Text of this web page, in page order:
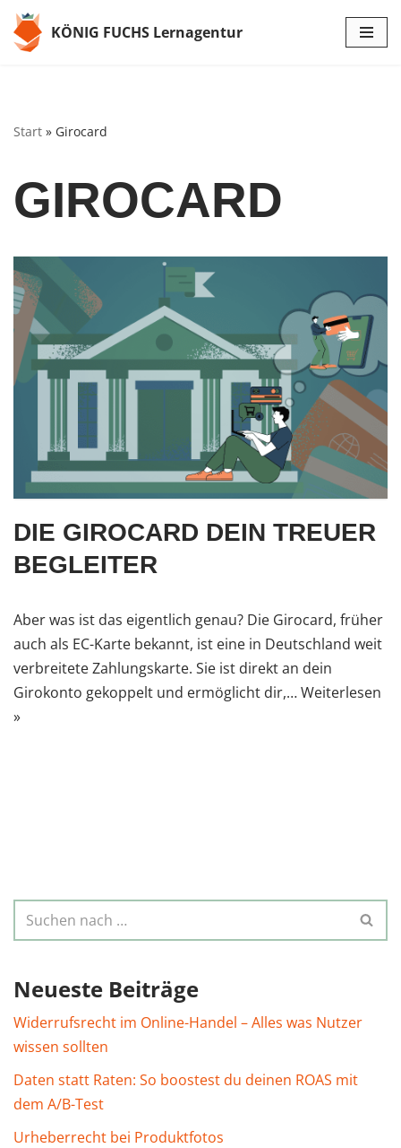
Zum
KÖNIG FUCHS Lernagentur
Start » Girocard
GIROCARD
DIE GIROCARD DEIN TREUER
BEGLEITER
Aber was ist das eigentlich genau? Die Girocard, früher
auch als EC-Karte bekannt, ist eine in Deutschland weit
verbreitete Zahlungskarte. Sie ist direkt an dein
Girokonto gekoppelt und ermöglicht dir,…Weiterlesen
»
Neueste Beiträge
Widerrufsrecht im Online-Handel – Alles was Nutzer
wissen sollten
Daten statt Raten: So boostest du deinen ROAS mit
dem A/B-Test
Urheberrecht bei Produktfotos